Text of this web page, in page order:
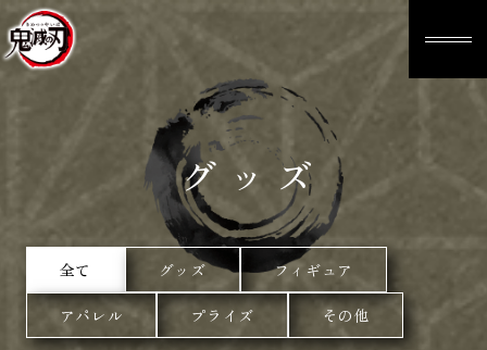
グッズ
全て グッズ フィギュア
アパレル プライズ その他